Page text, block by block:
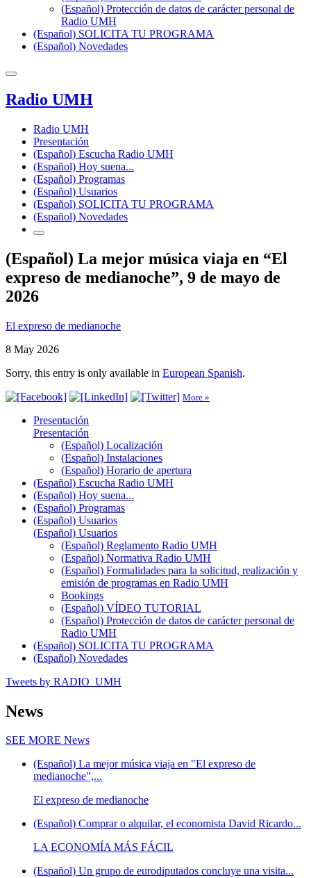
(Español) Protección de datos de carácter personal de
Radio UMH
(Español) SOLICITA TU PROGRAMA
(Español) Novedades
Radio UMH
Radio UMH
Presentación
(Español) Escucha Radio UMH
(Español) Hoy suena...
(Español) Programas
(Español) Usuarios
(Español) SOLICITA TU PROGRAMA
(Español) Novedades
(Español) La mejor música viaja en “El
expreso de medianoche”, 9 de mayo de
2026
El expreso de medianoche
8 May 2026
Sorry, this entry is only available in European Spanish.
More »
Presentación
Presentación
(Español) Localización
(Español) Instalaciones
(Español) Horario de apertura
(Español) Escucha Radio UMH
(Español) Hoy suena...
(Español) Programas
(Español) Usuarios
(Español) Usuarios
(Español) Reglamento Radio UMH
(Español) Normativa Radio UMH
(Español) Formalidades para la solicitud, realización y
emisión de programas en Radio UMH
Bookings
(Español) VÍDEO TUTORIAL
(Español) Protección de datos de carácter personal de
Radio UMH
(Español) SOLICITA TU PROGRAMA
(Español) Novedades
Tweets by RADIO_UMH
News
SEE MORE News
(Español) La mejor música viaja en "El expreso de
medianoche",...
El expreso de medianoche
(Español) Comprar o alquilar, el economista David Ricardo...
LA ECONOMÍA MÁS FÁCIL
(Español) Un grupo de eurodiputados concluye una visita...